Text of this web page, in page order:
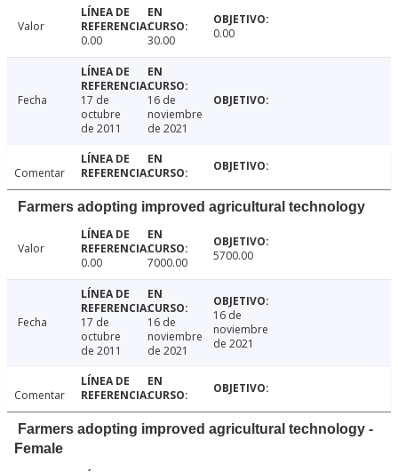
Valor
0.00
30.00 0.00
Fecha
17 de
octubre
de 2011
16 de
noviembre
de 2021
Comentar
Farmers adopting improved agricultural technology
Valor
0.00
7000.00 5700.00
Fecha
17 de
octubre
de 2011
16 de
noviembre
de 2021
16 de
noviembre
de 2021
Comentar
Farmers adopting improved agricultural technology -
Female